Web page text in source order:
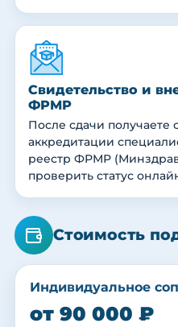
Свидетельство и
ФРМР
После сдачи получаете
аккредитации
реестр ФРМР
проверить статус
Стоимость
Индивидуальное
от 90 000 ₽